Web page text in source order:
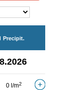
Precipit.
0 l/m2